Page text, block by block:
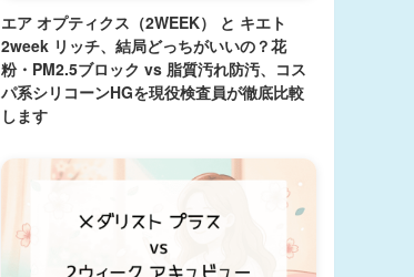
エア オプティクス（2WEEK） と キエト
2week リッチ、結局どっちがいいの？花
粉・PM2.5ブロック vs 脂質汚れ防汚、コス
パ系シリコーンHGを現役検査員が徹底比較
します